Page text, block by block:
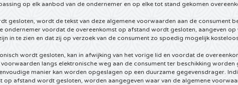
op elk aanbod van de ondernemer en op elke tot stand gekomen
gesloten, wordt de tekst van deze algemene voorwaarden aan de consument
ondernemer voordat de overeenkomst op afstand wordt gesloten, aangeven op
in te zien en dat zij op verzoek van de consument zo spoedig mogelijk
wordt gesloten, kan in afwijking van het vorige lid en voordat de
langs elektronische weg aan de consument ter beschikking
manier kan worden opgeslagen op een duurzame gegevensdrager.
op afstand wordt gesloten, worden aangegeven waar van de algemene